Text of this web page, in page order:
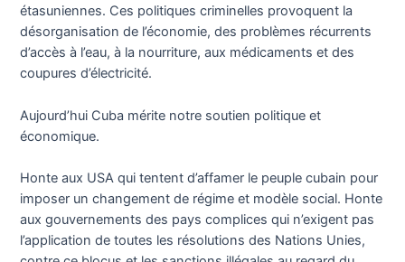
étasuniennes. Ces politiques criminelles provoquent la
désorganisation de l’économie, des problèmes récurrents
d’accès à l’eau, à la nourriture, aux médicaments et des
coupures d’électricité.
Aujourd’hui Cuba mérite notre soutien politique et
économique.
Honte aux USA qui tentent d’affamer le peuple cubain pour
imposer un changement de régime et modèle social. Honte
aux gouvernements des pays complices qui n’exigent pas
l’application de toutes les résolutions des Nations Unies,